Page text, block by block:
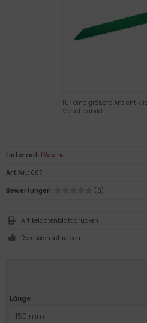
Für eine größere Ansicht
Vorschaubild
Länge
150 mm
Lieferzeit: 1 Woche
Art.Nr.: 067
Bewertungen:
(0)
Artikeldatenblatt drucken
Rezension schreiben